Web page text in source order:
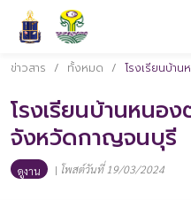
ข่าวสาร / ทั้งหมด / โรงเรียนบ้าน
โรงเรียนบ้านหนอ
จังหวัดกาญจนบุรี
ดูงาน | โพสต์วันที่ 19/03/2024